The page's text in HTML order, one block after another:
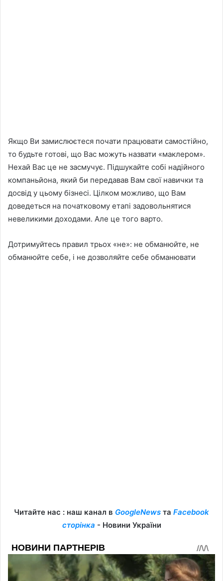
Якщо Ви замислюєтеся почати працювати самостійно,
то будьте готові, що Вас можуть назвати «маклером».
Нехай Вас це не засмучує. Підшукайте собі надійного
компаньйона, який би передавав Вам свої навички та
досвід у цьому бізнесі. Цілком можливо, що Вам
доведеться на початковому етапі задовольнятися
невеликими доходами. Але це того варто.
Дотримуйтесь правил трьох «не»: не обманюйте, не
обманюйте себе, і не дозволяйте себе обманювати
Читайте нас : наш канал в GoogleNews та Facebook
сторінка - Новини України